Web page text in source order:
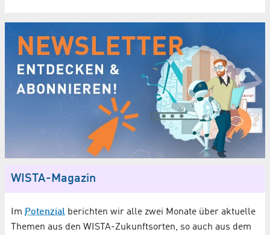
WISTA-Magazin
Im Potenzial berichten wir alle zwei Monate über aktuelle
Themen aus den WISTA-Zukunftsorten, so auch aus dem